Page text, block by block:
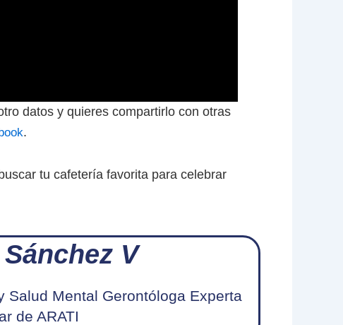
datos y quieres compartirlo con otras
.
tu cafetería favorita para celebrar
V
Mental Gerontóloga Experta
de ARATI